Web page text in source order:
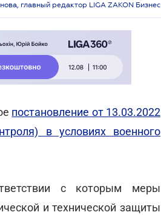
главный редактор LIGA ZAKON Бизнес
постановление от 13.03.2022
в условиях военного
с которым меры
и технической защиты